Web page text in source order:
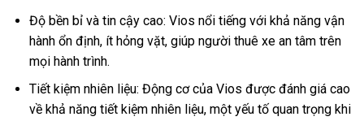
Độ bền bỉ và tin cậy cao: Vios nổi tiếng với khả năng vận
hành ổn định, ít hỏng vặt, giúp người thuê xe an tâm trên
mọi hành trình.
Tiết kiệm nhiên liệu: Động cơ của Vios được đánh giá cao
về khả năng tiết kiệm nhiên liệu, một yếu tố quan trọng khi